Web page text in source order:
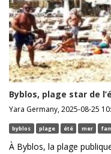
Byblos, plage star de
Yara Germany, 2025-08-25
byblos plage été mer
À Byblos, la plage